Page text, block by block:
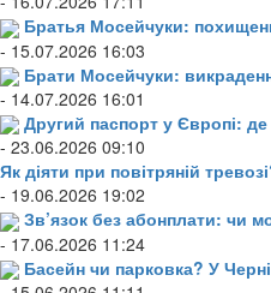
Братья Мосейчуки:
- 15.07.2026 16:03
Брати Мосейчуки:
- 14.07.2026 16:01
Другий паспорт у Європі:
- 23.06.2026 09:10
Як діяти при повітряній
- 19.06.2026 19:02
Зв’язок без абонплати: чи
- 17.06.2026 11:24
Басейн чи парковка? У